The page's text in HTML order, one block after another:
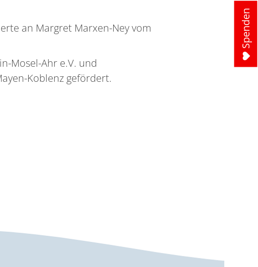
an Margret Marxen-Ney vom
Mosel-Ahr e.V. und
Koblenz gefördert.
Spenden